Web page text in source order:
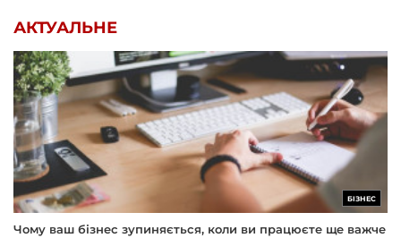
АКТУАЛЬНЕ
БІЗНЕС
Чому ваш бізнес зупиняється, коли ви працюєте ще важче